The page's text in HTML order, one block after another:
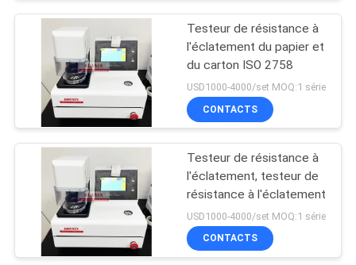
Système de mesure
vidéo
10
Tensiomètre de
9
Testeur de résistance à
l'éclatement du papier et
du carton ISO 2758
USD1000-4000/set MOQ:1 série
CONTACTS
Testeur de résistance à
l'éclatement, testeur de
résistance à l'éclatement
USD1000-4000/set MOQ:1 série
CONTACTS